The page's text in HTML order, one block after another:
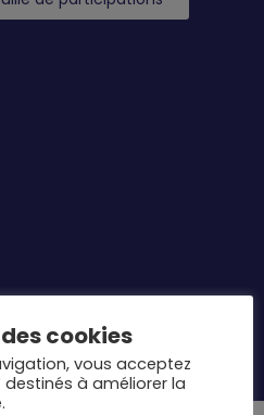
cookies
vous acceptez
destinés à améliorer la